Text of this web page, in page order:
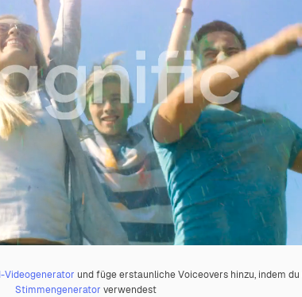
Videogenerator und füge erstaunliche Voiceovers hinzu, indem du
Stimmengenerator verwendest